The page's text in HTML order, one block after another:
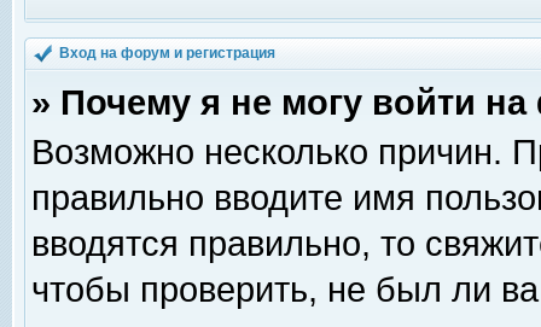
Вход на форум и регистрация
» Почему я не могу войти
Возможно несколько причин.
правильно вводите имя
вводятся правильно, то
чтобы проверить, не был ли